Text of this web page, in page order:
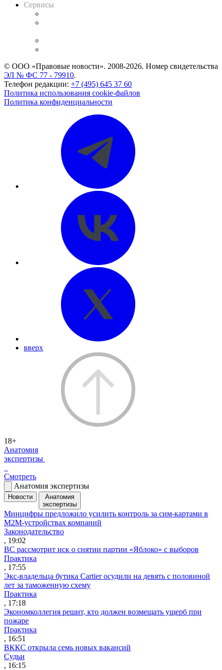
Сервисы
© ООО «Правовые новости». 2008-2026. Номер свидетельства
ЭЛ № ФС 77 - 79910.
Телефон редакции: +7 (495) 645 37 60
Политика использования cookie-файлов
Политика конфиденциальности
вверх
18+
Анатомия
экспертизы
Смотреть
Анатомия экспертизы
Новости
Анатомия
экспертизы
Минцифры предложило усилить контроль за сим-картами в
M2M-устройствах компаний
Законодательство
, 19:02
ВС рассмотрит иск о снятии партии «Яблоко» с выборов
Практика
, 17:55
Экс-владельца бутика Cartier осудили на девять с половиной
лет за таможенную схему
Практика
, 17:18
Экономколлегия решит, кто должен возмещать ущерб при
пожаре
Практика
, 16:51
ВККС открыла семь новых вакансий
Судьи
, 16:15